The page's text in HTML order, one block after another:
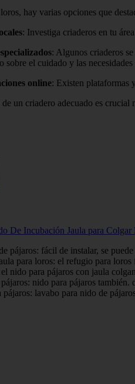
hay varias opciones que
: Investiga criaderos en tu
: Algunos criaderos
sobre el cuidado y las necesidades
online: Existen plataformas
un criadero adecuado es
De Incubación Jaula para
pájaros: fácil de instalar, se
para loros: el refugio para
nido para pájaros con jaula
nido para pájaros también.
pájaros: lavabo para nido de